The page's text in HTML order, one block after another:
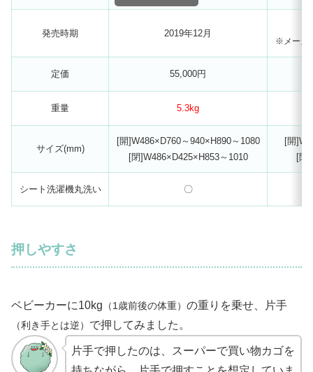
発売時期 2019年12月
※メーカ
定価 55,000円
重量 5.3kg
サイズ(mm)
[開]W486×D760～940×H890～1080
[閉]W486×D425×H853～1010
[開
[閉
シート洗濯機丸洗い 〇
押しやすさ
ベビーカーに10kg （1歳前後の体重） の重りを乗せ、片手
（利き手とは逆） で押してみました。
片手で押したのは、スーパーで買い物カゴを